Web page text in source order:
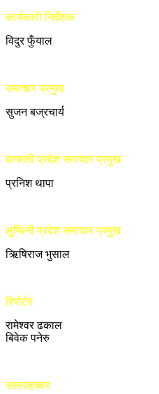
कार्यकारी निर्देशक
विदुर फुँयाल
समाचार प्रमुख
सुजन बज्रचार्य
बागमती प्रदेश समाचार प्रमुख
प्रनिश थापा
लुम्बिनी प्रदेश समाचार प्रमुख
ऋिषिराज भुसाल
रिपोर्टर
रामेश्वर ढकाल
बिवेक पनेरु
सल्लाहकार